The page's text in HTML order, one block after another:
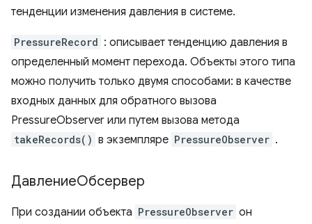
тенденции изменения давления в системе.
PressureRecord : описывает тенденцию давления в
определенный момент перехода. Объекты этого типа
можно получить только двумя способами: в качестве
входных данных для обратного вызова
PressureObserver или путем вызова метода
takeRecords() в экземпляре PressureObserver .
ДавлениеОбсервер
При создании объекта PressureObserver он